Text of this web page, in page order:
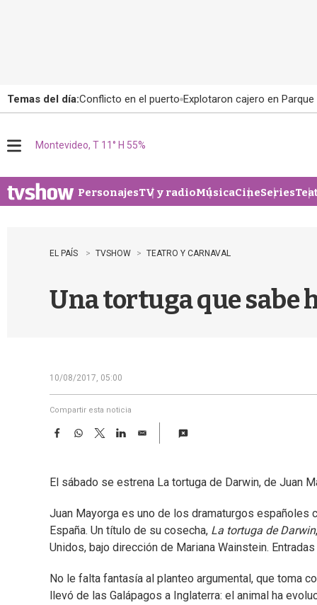
Temas del día:Conflicto en el puerto Explotaron cajero en
u
Montevideo, T 11° H 55%
PersonajesTV y radioMúsicaCineSeries
EL PAÍS TVSHOW TEATRO Y CARNAVAL
Una tortuga que sabe
10/08/2017, 05:00
Compartir esta noticia
F
b
o
k
W
s
p
p
T
w
t
r
L
e
I
n
E
l
El sábado se estrena La tortuga de Darwin, de Juan
Juan Mayorga es uno de los dramaturgos
España. Un título de su cosecha, La tortuga de Darwin
Unidos, bajo dirección de Mariana Wainstein.
No le falta fantasía al planteo argumental, que toma
llevó de las Galápagos a Inglaterra: el animal ha